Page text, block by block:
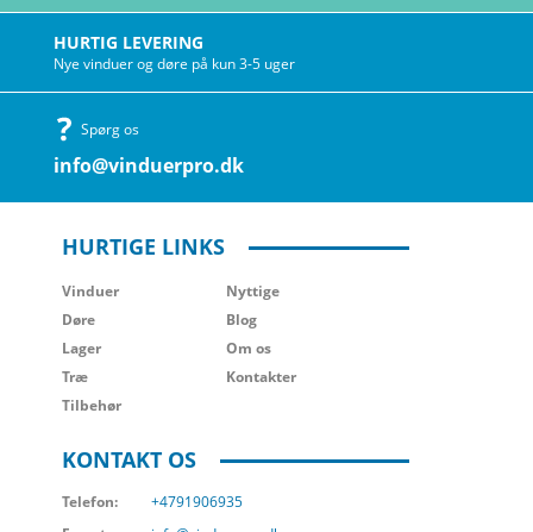
HURTIG LEVERING
Nye vinduer og døre på kun 3-5 uger
Spørg os
info@vinduerpro.dk
HURTIGE LINKS
Vinduer
Døre
Lager
Træ
Tilbehør
Nyttige
Blog
Om os
Kontakter
KONTAKT OS
Telefon:
+4791906935